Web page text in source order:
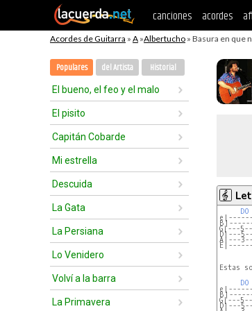
canciones acordes
Acordes de Guitarra » A »Albertucho » Basura en que
Populares del Artista Historial
El bueno, el feo y el malo
El pisito
Capitán Cobarde
Mi estrella
Descuida
La Gata
La Persiana
Lo Venidero
Volví a la barra
La Primavera
DO
G|---
D|---
A|---
Estas
DO
G|---
D|---